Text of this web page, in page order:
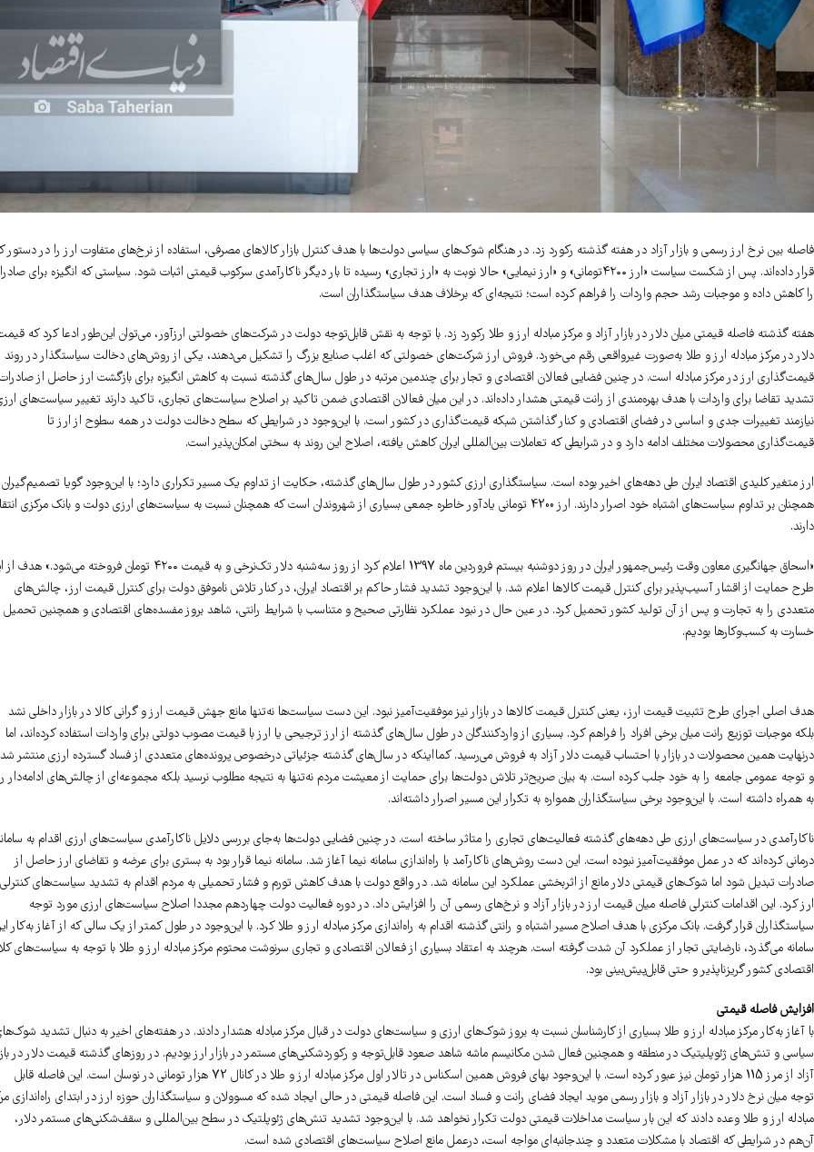
فاصله بین نرخ ارز رسمی و بازار آزاد در هفته گذشته رکورد زد. در هنگام شوک‌های سیاسی دولت‌ها با هدف کنترل بازار کالاهای مصرفی، استفاده از نرخ‌های متفاوت ارز را در دستور
قرار داده‌اند. پس از شکست سیاست «ارز ۴۲۰۰تومانی» و «ارز نیمایی» حالا نوبت به «ارز تجاری» رسیده تا بار دیگر ناکارآمدی سرکوب قیمتی اثبات شود. سیاستی که انگیزه برای
را کاهش داده و موجبات رشد حجم واردات را فراهم کرده است؛ نتیجه‌ای که برخلاف هدف سیاستگذاران است.
هفته گذشته فاصله قیمتی میان دلار در بازار آزاد و مرکز مبادله ارز و طلا رکورد زد. با توجه به نقش قابل‌توجه دولت در شرکت‌های خصولتی ارزآور، می‌توان این‌طور ادعا کرد که
دلار در مرکز مبادله ارز و طلا به‌صورت غیرواقعی رقم می‌خورد. فروش ارز شرکت‌های خصولتی که اغلب صنایع بزرگ را تشکیل می‌دهند، یکی از روش‌های دخالت سیاستگذار در روند
قیمت‌گذاری ارز در مرکز مبادله است. در چنین فضایی فعالان اقتصادی و تجار برای چندمین مرتبه در طول سال‌های گذشته نسبت به کاهش انگیزه برای بازگشت ارز حاصل از
تشدید تقاضا برای واردات با هدف بهره‌مندی از رانت قیمتی هشدار داده‌اند. در این میان فعالان اقتصادی ضمن تاکید بر اصلاح سیاست‌های تجاری، تاکید دارند تغییر سیاست‌های
نیازمند تغییرات جدی و اساسی در فضای اقتصادی و کنار گذاشتن شبکه قیمت‌گذاری در کشور است. با این‌وجود در شرایطی که سطح دخالت دولت در همه سطوح از ارز تا
قیمت‌گذاری محصولات مختلف ادامه دارد و در شرایطی که تعاملات بین‌المللی ایران کاهش یافته، اصلاح این روند به سختی امکان‌پذیر است.
ارز متغیر کلیدی اقتصاد ایران طی دهه‌های اخیر بوده است. سیاستگذاری ارزی کشور در طول سال‌های گذشته، حکایت از تداوم یک مسیر تکراری دارد؛ با این‌وجود گویا تصمیم‌گیران
همچنان بر تداوم سیاست‌های اشتباه خود اصرار دارند. ارز 4200 تومانی یادآور خاطره جمعی بسیاری از شهروندان است که همچنان نسبت به سیاست‌های ارزی دولت و بانک مرکزی
دارند.
«اسحاق جهانگیری معاون وقت رئیس‌جمهور ایران در روز دوشنبه بیستم فروردین ماه 1397 اعلام کرد از روز سه‌شنبه دلار تک‌نرخی و به قیمت ۴۲۰۰ تومان فروخته
طرح حمایت از اقشار آسیب‌پذیر برای کنترل قیمت کالاها اعلام شد. با این‌وجود تشدید فشار حاکم بر اقتصاد ایران، در کنار تلاش ناموفق دولت برای کنترل قیمت ارز، چالش‌های
متعددی را به تجارت و پس از آن تولید کشور تحمیل کرد. در عین حال در نبود عملکرد نظارتی صحیح و متناسب با شرایط رانتی، شاهد بروز مفسده‌های اقتصادی و همچنین تحمیل
خسارت به کسب‌وکارها بودیم.
هدف اصلی اجرای طرح تثبیت قیمت ارز، یعنی کنترل قیمت کالاها در بازار نیز موفقیت‌آمیز نبود. این دست سیاست‌ها نه‌تنها مانع جهش قیمت ارز و گرانی کالا در بازار داخلی نشد
بلکه موجبات توزیع رانت میان برخی افراد را فراهم کرد. بسیاری از واردکنندگان در طول سال‌های گذشته از ارز ترجیحی یا ارز با قیمت مصوب دولتی برای واردات استفاده کرده‌اند، اما
درنهایت همین محصولات در بازار با احتساب قیمت دلار آزاد به فروش می‌رسید. کمااینکه در سال‌های گذشته جزئیاتی درخصوص پرونده‌های متعددی از فساد گسترده ارزی منتشر
و توجه عمومی جامعه را به خود جلب کرده است. به بیان صریح‌تر تلاش دولت‌ها برای حمایت از معیشت مردم نه‌تنها به نتیجه مطلوب نرسید بلکه مجموعه‌ای از چالش‌های ادامه‌دار
به همراه داشته است. با این‌وجود برخی سیاستگذاران همواره به تکرار این مسیر اصرار داشته‌اند.
ناکارآمدی در سیاست‌های ارزی طی دهه‌های گذشته فعالیت‌های تجاری را متاثر ساخته است. در چنین فضایی دولت‌ها به‌جای بررسی دلایل ناکارآمدی سیاست‌های ارزی اقدام به
درمانی کرده‌اند که در عمل موفقیت‌آمیز نبوده است. این دست روش‌های ناکارآمد با راه‌اندازی سامانه نیما آغاز شد. سامانه نیما قرار بود به بستری برای عرضه و تقاضای ارز حاصل از
صادرات تبدیل شود اما شوک‌های قیمتی دلار مانع از اثربخشی عملکرد این سامانه شد. در واقع دولت با هدف کاهش تورم و فشار تحمیلی به مردم اقدام به تشدید سیاست‌های کنترلی
ارز کرد. این اقدامات کنترلی فاصله میان قیمت ارز در بازار آزاد و نرخ‌های رسمی آن را افزایش داد. در دوره فعالیت دولت چهاردهم مجددا اصلاح سیاست‌های ارزی مورد توجه
سیاستگذاران قرار گرفت. بانک مرکزی با هدف اصلاح مسیر اشتباه و رانتی گذشته اقدام به راه‌اندازی مرکز مبادله ارز و طلا کرد. با این‌وجود در طول کمتر از یک سالی که از آغاز به‌کار
سامانه می‌گذرد، نارضایتی تجار از عملکرد آن شدت گرفته است. هرچند به اعتقاد بسیاری از فعالان اقتصادی و تجاری سرنوشت محتوم مرکز مبادله ارز و طلا با توجه به سیاست‌های
اقتصادی کشور گریزناپذیر و حتی قابل‌پیش‌بینی بود.
افزایش فاصله قیمتی
با آغاز به‌کار مرکز مبادله ارز و طلا بسیاری از کارشناسان نسبت به بروز شوک‌های ارزی و سیاست‌های دولت در قبال مرکز مبادله هشدار دادند. در هفته‌های اخیر به دنبال تشدید
سیاسی و تنش‌های ژئوپلیتیک در منطقه و همچنین فعال شدن مکانیسم ماشه شاهد صعود قابل‌توجه و رکوردشکنی‌های مستمر در بازار ارز بودیم. در روزهای گذشته قیمت دلار در
آزاد از مرز 115 هزار تومان نیز عبور کرده است. با این‌وجود بهای فروش همین اسکناس در تالار اول مرکز مبادله ارز و طلا در کانال 72 هزار تومانی در نوسان است. این فاصله قابل
توجه میان نرخ دلار در بازار آزاد و بازار رسمی موید ایجاد فضای رانت و فساد است. این فاصله قیمتی در حالی ایجاد شده که مسوولان و سیاستگذاران حوزه ارز در ابتدای راه‌اندازی
مبادله ارز و طلا وعده دادند که این بار سیاست مداخلات قیمتی دولت تکرار نخواهد شد. با این‌‌‌‌‌‌وجود تشدید تنش‌های ژئوپلتیک در سطح بین‌المللی و سقف‌شکنی‌های مستمر دلار،
آن‌هم در شرایطی که اقتصاد با مشکلات متعدد و چندجانبه‌ای مواجه است، درعمل مانع اصلاح سیاست‌های اقتصادی شده است.